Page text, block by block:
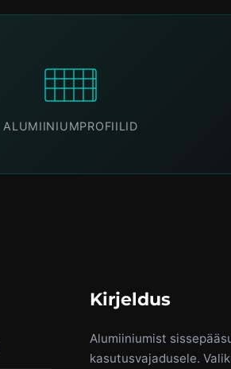
ALUMIINIUMPROFIILID
Kirjeldus
Alumiiniumist
kasutusvajadusele.